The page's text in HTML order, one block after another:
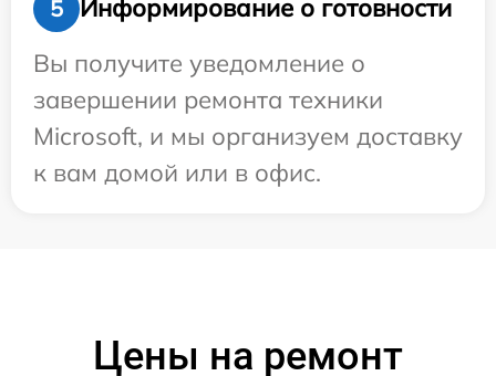
5
Информирование о готовности
Вы получите уведомление о
завершении ремонта техники
Microsoft, и мы организуем доставку
к вам домой или в офис.
Цены на ремонт